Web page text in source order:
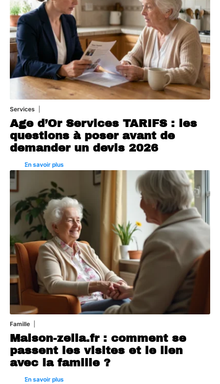
Services
Age d’Or Services TARIFS : les
questions à poser avant de
demander un devis 2026
En savoir plus
Famille
Maison-zelia.fr : comment se
passent les visites et le lien
avec la famille ?
En savoir plus